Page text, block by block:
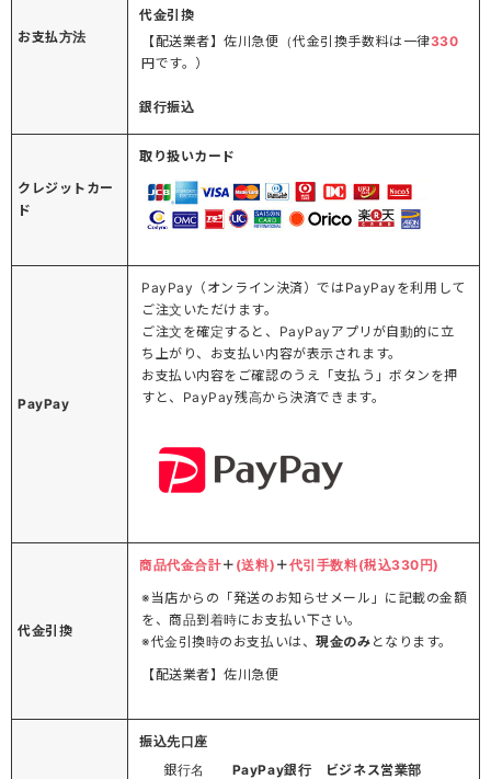
お支払方法
代金引換
【配送業者】佐川急便（代金引換手数料は一律330
円です。）
銀行振込
クレジットカー
ド
取り扱いカード
PayPay
PayPay（オンライン決済）ではPayPayを利用して
ご注文いただけます。
ご注文を確定すると、PayPayアプリが自動的に立
ち上がり、お支払い内容が表示されます。
お支払い内容をご確認のうえ「支払う」ボタンを押
すと、PayPay残高から決済できます。
代金引換
商品代金合計＋ (送料) ＋代引手数料(税込330円)
※当店からの「発送のお知らせメール」に記載の金額
を、商品到着時にお支払い下さい。
※代金引換時のお支払いは、現金のみ となります。
【配送業者】佐川急便
振込先口座
銀行名 PayPay銀行 ビジネス営業部